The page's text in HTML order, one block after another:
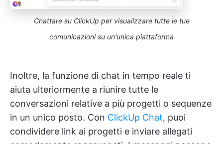
Chattare su ClickUp per visualizzare tutte le tue
comunicazioni su un'unica piattaforma
Inoltre, la funzione di chat in tempo reale ti
aiuta ulteriormente a riunire tutte le
conversazioni relative a più progetti o sequenze
in un unico posto. Con ClickUp Chat, puoi
condividere link ai progetti e inviare allegati